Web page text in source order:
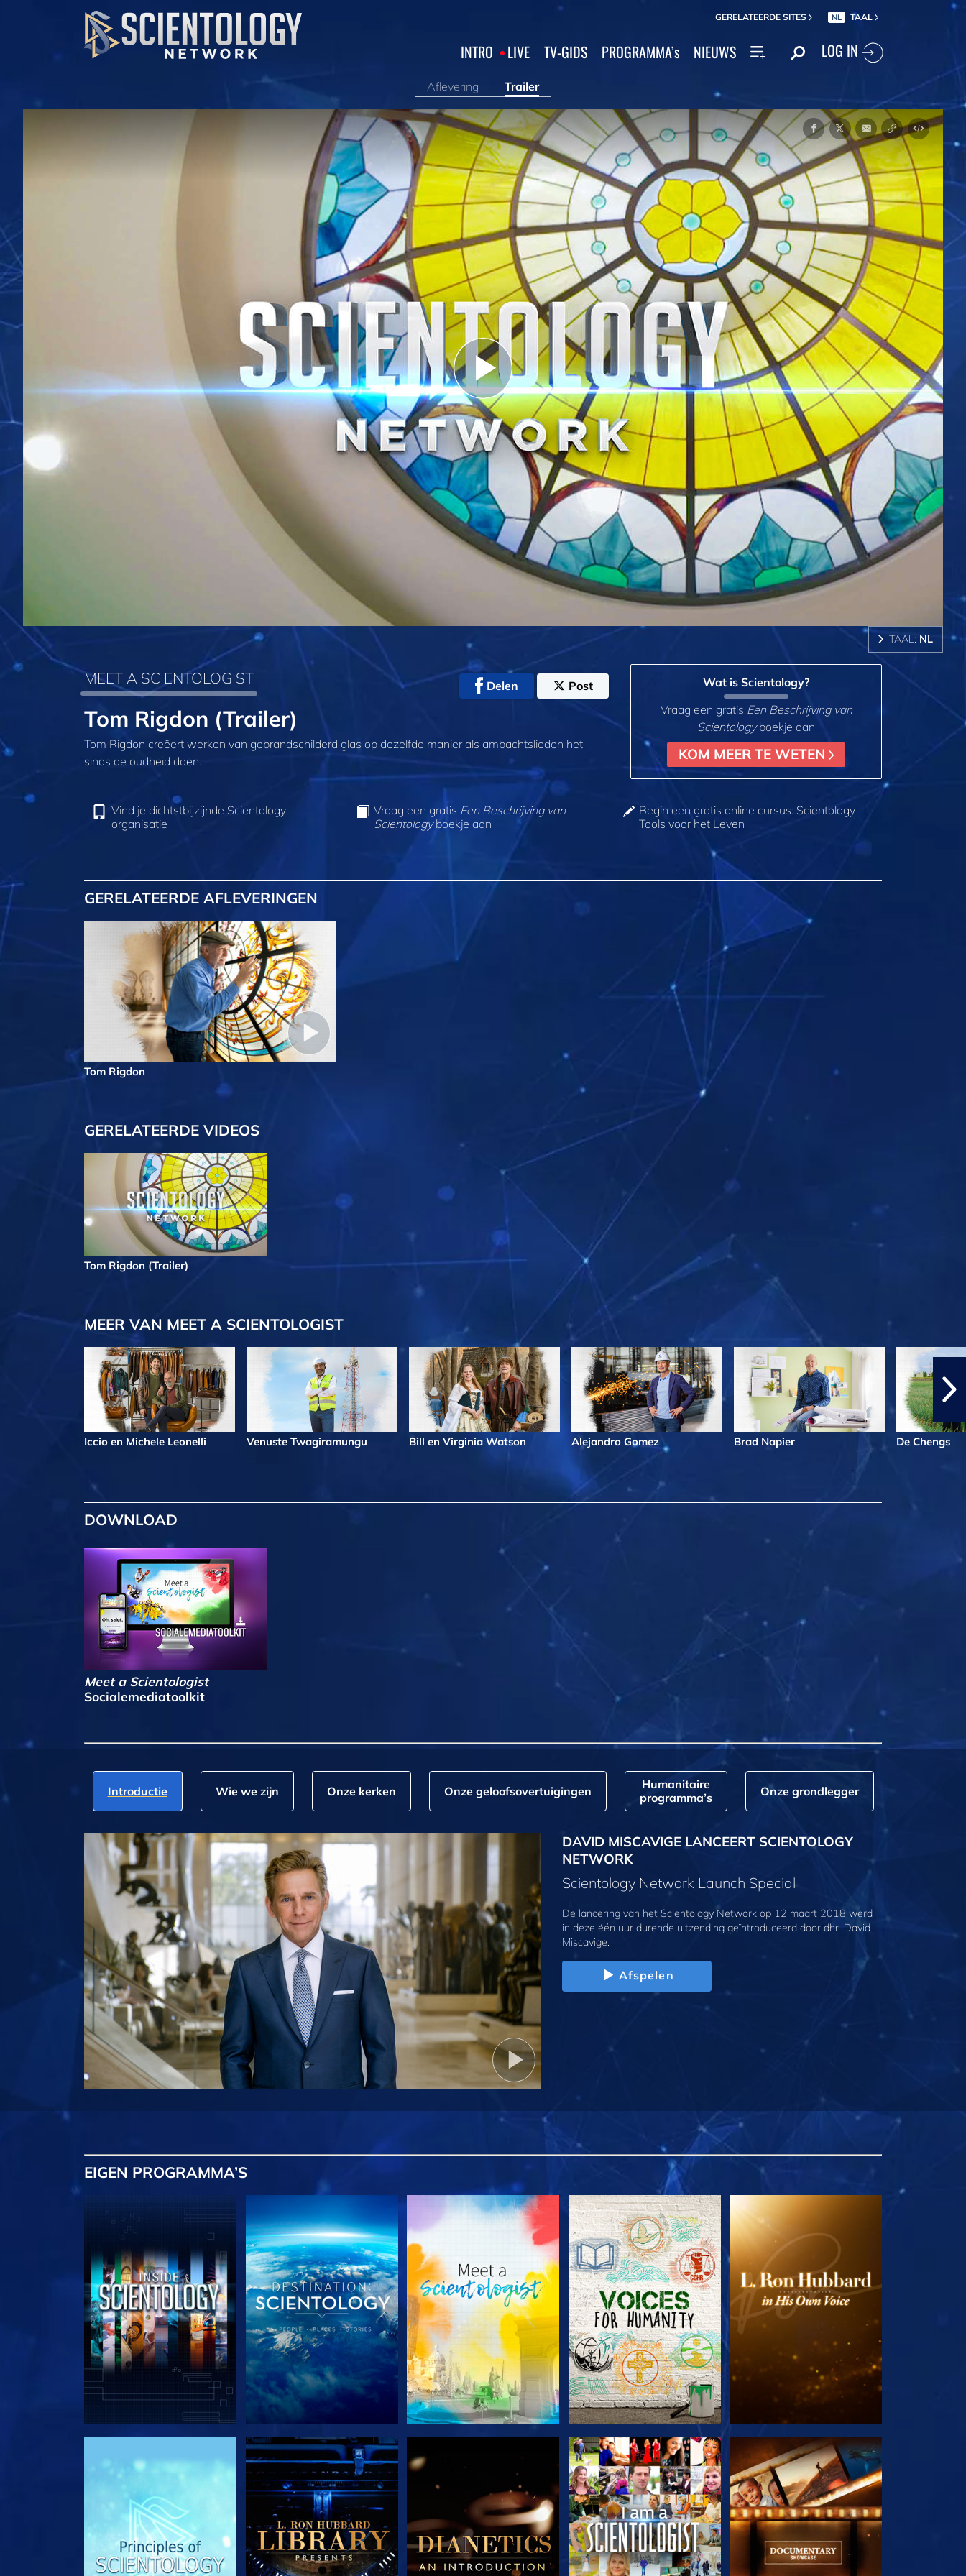
GERELATEERDE SITES NL TAAL
INTRO LIVE TV‑GIDS PROGRAMMA’s NIEUWS LOG IN
Aflevering Trailer
Play
Video
TAAL: NL
MEET A SCIENTOLOGIST Delen Post
Tom Rigdon (Trailer)
Tom Rigdon creëert werken van gebrandschilderd glas op dezelfde manier als ambachtslieden het
sinds de oudheid doen.
Wat is Scientology?
Vraag een gratis Een Beschrijving van
Scientologyboekje aan
KOM MEER TE WETEN
Vind je dichtstbijzijnde Scientology
organisatie
Vraag een gratis Een Beschrijving van
Scientologyboekje aan
Begin een gratis online cursus: Scientology
Tools voor het Leven
GERELATEERDE AFLEVERINGEN
Tom Rigdon
GERELATEERDE VIDEOS
Tom Rigdon (Trailer)
MEER VAN MEET A SCIENTOLOGIST
Iccio en Michele Leonelli Venuste Twagiramungu Bill en Virginia Watson Alejandro Gomez Brad Napier De Chengs
DOWNLOAD
Meet a Scientologist
Socialemediatoolkit
Introductie Wie we zijn Onze kerken Onze geloofs­overtuigingen
Humanitaire
programma’s
Onze grondlegger
DAVID MISCAVIGE LANCEERT SCIENTOLOGY
NETWORK
Scientology Network Launch Special
De lancering van het Scientology Network op 12 maart 2018 werd
in deze één uur durende uitzending geïntroduceerd door dhr. David
Miscavige.
Afspelen
EIGEN PROGRAMMA’S
VERKEN DE SERIE VERKEN DE SERIE VERKEN DE SERIE VERKEN DE SERIE VERKEN DE SERIE